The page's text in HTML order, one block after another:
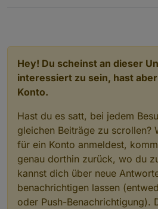
Hey! Du scheinst an dieser
interessiert zu sein, hast
Konto.
Hast du es satt, bei jedem
gleichen Beiträge zu scrollen?
für ein Konto anmeldest,
genau dorthin zurück, wo du
kannst dich über neue
benachrichtigen lassen
oder Push-Benachrichtigung).